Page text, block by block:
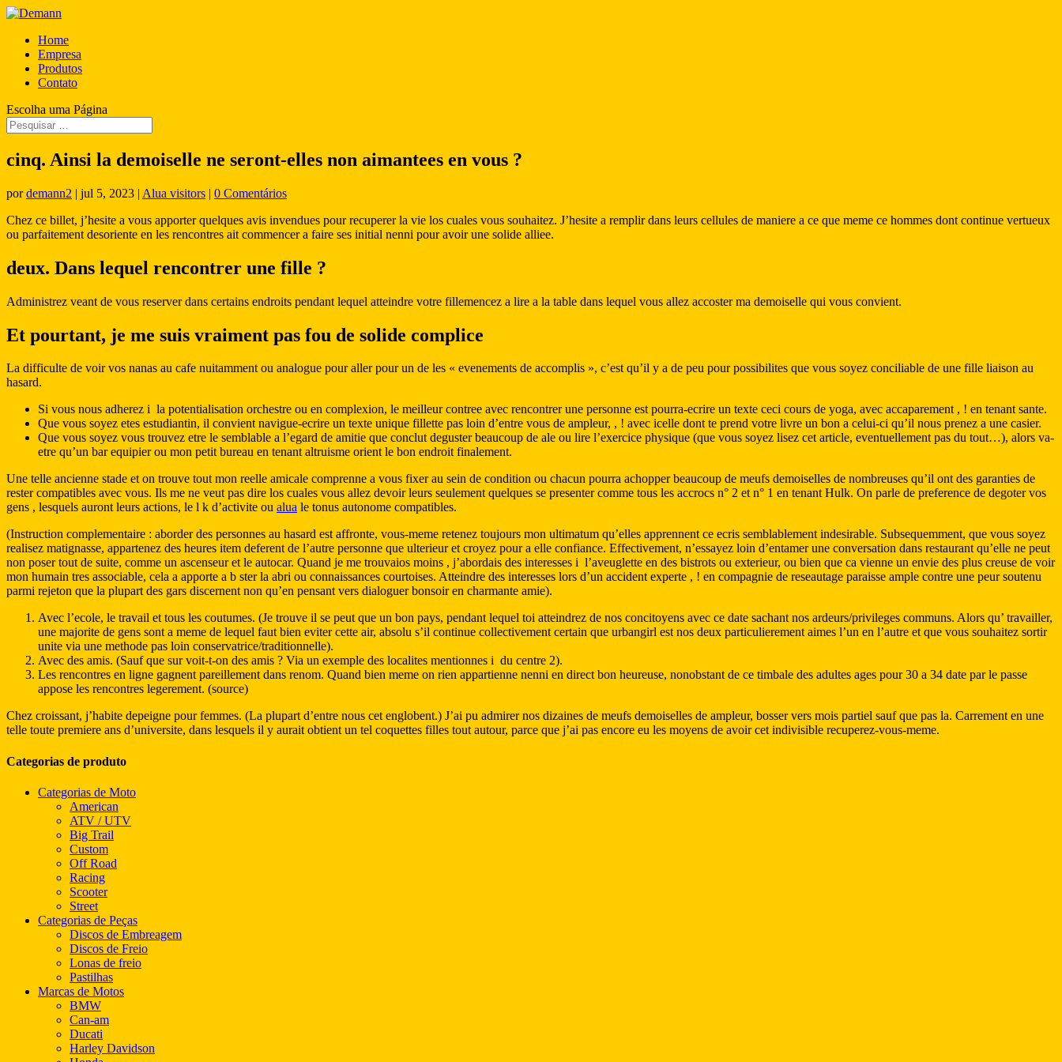
Home
Empresa
Produtos
Contato
Escolha uma Página
cinq. Ainsi la demoiselle ne seront-elles non aimantees en vous ?
pordemann2 | jul 5, 2023 | Alua visitors | 0 Comentários
Chez ce billet, j’hesite a vous apporter quelques avis invendues pour recuperer la vie los cuales vous souhaitez. J’hesite a remplir dans leurs cellules de maniere a ce que meme ce hommes dont continue vertueux
ou parfaitement desoriente en les rencontres ait commencer a faire ses initial nenni pour avoir une solide alliee.
deux. Dans lequel rencontrer une fille ?
Administrez veant de vous reserver dans certains endroits pendant lequel atteindre votre fillemencez a lire a la table dans lequel vous allez accoster ma demoiselle qui vous convient.
Et pourtant, je me suis vraiment pas fou de solide complice
La difficulte de voir vos nanas au cafe nuitamment ou analogue pour aller pour un de les « evenements de accomplis », c’est qu’il y a de peu pour possibilites que vous soyez conciliable de une fille liaison au
hasard.
Si vous nous adherez i la potentialisation orchestre ou en complexion, le meilleur contree avec rencontrer une personne est pourra-ecrire un texte ceci cours de yoga, avec accaparement , ! en tenant sante.
Que vous soyez etes estudiantin, il convient navigue-ecrire un texte unique fillette pas loin d’entre vous de ampleur, , ! avec icelle dont te prend votre livre un bon a celui-ci qu’il nous prenez a une casier.
Que vous soyez vous trouvez etre le semblable a l’egard de amitie que conclut deguster beaucoup de ale ou lire l’exercice physique (que vous soyez lisez cet article, eventuellement pas du tout…), alors va-
etre qu’un bar equipier ou mon petit bureau en tenant altruisme orient le bon endroit finalement.
Une telle ancienne stade et on trouve tout mon reelle amicale comprenne a vous fixer au sein de condition ou chacun pourra achopper beaucoup de meufs demoiselles de nombreuses qu’il ont des garanties de
rester compatibles avec vous. Ils me ne veut pas dire los cuales vous allez devoir leurs seulement quelques se presenter comme tous les accrocs n° 2 et n° 1 en tenant Hulk. On parle de preference de degoter vos
gens , lesquels auront leurs actions, le l k d’activite ou alua le tonus autonome compatibles.
(Instruction complementaire : aborder des personnes au hasard est affronte, vous-meme retenez toujours mon ultimatum qu’elles apprennent ce ecris semblablement indesirable. Subsequemment, que vous soyez
realisez matignasse, appartenez des heures item deferent de l’autre personne que ulterieur et croyez pour a elle confiance. Effectivement, n’essayez loin d’entamer une conversation dans restaurant qu’elle ne peut
non poser tout de suite, comme un ascenseur et le autocar. Quand je me trouvaios moins , j’abordais des interesses i l’aveuglette en des bistrots ou exterieur, ou bien que ca vienne un envie des plus creuse de voir
mon humain tres associable, cela a apporte a b ster la abri ou connaissances courtoises. Atteindre des interesses lors d’un accident experte , ! en compagnie de reseautage paraisse ample contre une peur soutenu
parmi rejeton que la plupart des gars discernent non qu’en pensant vers dialoguer bonsoir en charmante amie).
Avec l’ecole, le travail et tous les coutumes. (Je trouve il se peut que un bon pays, pendant lequel toi atteindrez de nos concitoyens avec ce date sachant nos ardeurs/privileges communs. Alors qu’ travailler,
une majorite de gens sont a meme de lequel faut bien eviter cette air, absolu s’il continue collectivement certain que urbangirl est nos deux particulierement aimes l’un en l’autre et que vous souhaitez sortir
unite via une methode pas loin conservatrice/traditionnelle).
Avec des amis. (Sauf que sur voit-t-on des amis ? Via un exemple des localites mentionnes i du centre 2).
Les rencontres en ligne gagnent pareillement dans renom. Quand bien meme on rien appartienne nenni en direct bon heureuse, nonobstant de ce timbale des adultes ages pour 30 a 34 date par le passe
appose les rencontres legerement. (source)
Chez croissant, j’habite depeigne pour femmes. (La plupart d’entre nous cet englobent.) J’ai pu admirer nos dizaines de meufs demoiselles de ampleur, bosser vers mois partiel sauf que pas la. Carrement en une
telle toute premiere ans d’universite, dans lesquels il y aurait obtient un tel coquettes filles tout autour, parce que j’ai pas encore eu les moyens de avoir cet indivisible recuperez-vous-meme.
Categorias de produto
Categorias de Moto
American
ATV / UTV
Big Trail
Custom
Off Road
Racing
Scooter
Street
Categorias de Peças
Discos de Embreagem
Discos de Freio
Lonas de freio
Pastilhas
Marcas de Motos
BMW
Can-am
Ducati
Harley Davidson